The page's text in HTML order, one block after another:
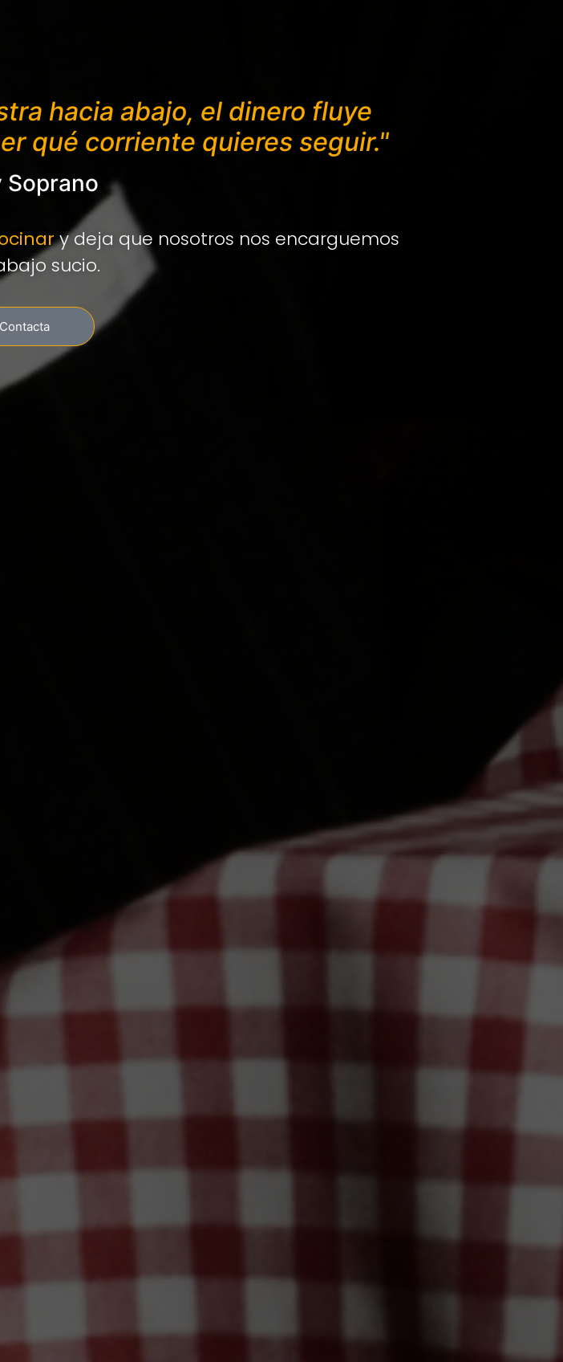
hacia abajo, el dinero fluye
qué corriente quieres seguir."
Soprano
y deja que nosotros nos encarguemos
sucio.
Contacta